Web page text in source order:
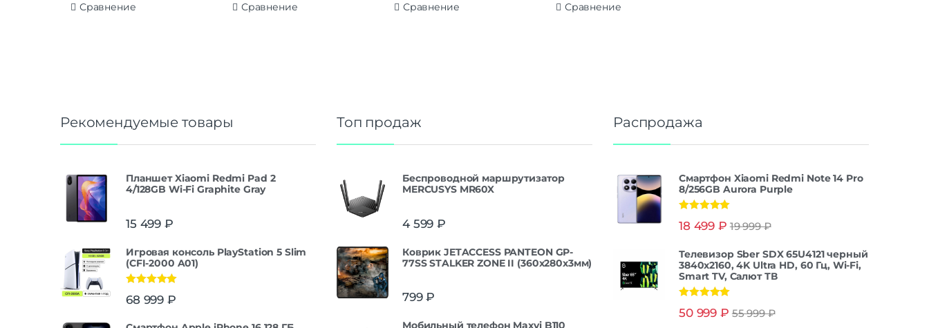
Сравнение Сравнение Сравнение Сравнение
Рекомендуемые товары
Планшет Xiaomi Redmi Pad 2
4/128GB Wi-Fi Graphite Gray
15 499 ₽
Игровая консоль PlayStation 5 Slim
(CFI-2000 A01)
из 5
68 999 ₽
Топ продаж
Беспроводной маршрутизатор
MERCUSYS MR60X
4 599 ₽
Коврик JETACCESS PANTEON GP-
77SS STALKER ZONE II (360x280x3мм)
799₽
Мобильный телефон Maxvi B110
Распродажа
Смартфон Xiaomi Redmi Note 14 Pro
8/256GB Aurora Purple
из 5
18 499 ₽ 19 999₽
Телевизор Sber SDX 65U4121 черный
3840x2160, 4K Ultra HD, 60 Гц, Wi-Fi,
Smart TV, Салют ТВ
из 5
50 999 ₽ 55 999₽